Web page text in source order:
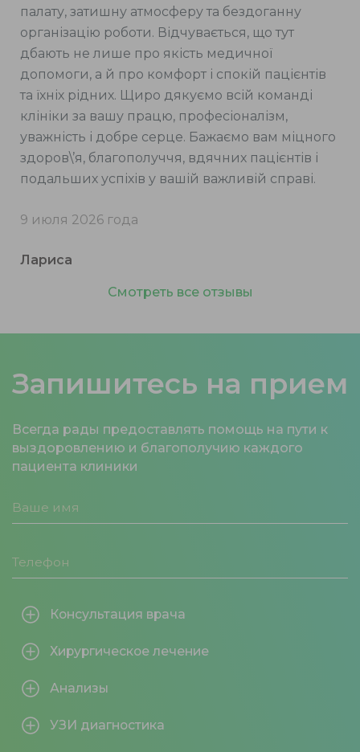
палату, затишну атмосферу та бездоганну
організацію роботи. Відчувається, що тут
дбають не лише про якість медичної
допомоги, а й про комфорт і спокій пацієнтів
та їхніх рідних. Щиро дякуємо всій команді
клініки за вашу працю, професіоналізм,
уважність і добре серце. Бажаємо вам міцного
здоров\’я, благополуччя, вдячних пацієнтів і
подальших успіхів у вашій важливій справі.
9 июля 2026 года
Лариса
Смотреть все отзывы
Запишитесь на прием
Всегда рады предоставлять помощь на пути к
выздоровлению и благополучию каждого
пациента клиники
Консультация врача
Хирургическое лечение
Анализы
УЗИ диагностика